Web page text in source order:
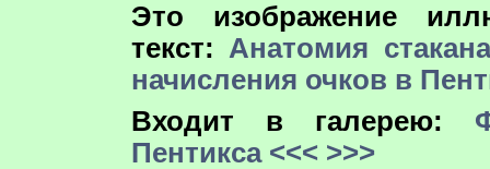
Это изображение
текст: Анатомия
начисления очков в
Входит в галерею:
Пентикса <<< >>>